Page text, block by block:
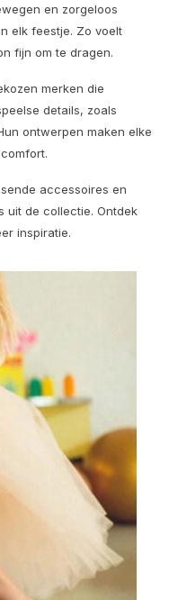
en zorgeloos
elk feestje. Zo voelt
fijn om te dragen.
merken die
details, zoals
ontwerpen maken elke
accessoires en
uit de collectie. Ontdek
inspiratie.